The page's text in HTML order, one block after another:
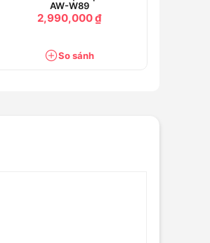
AW-W89
2,990,000 ₫
So sánh